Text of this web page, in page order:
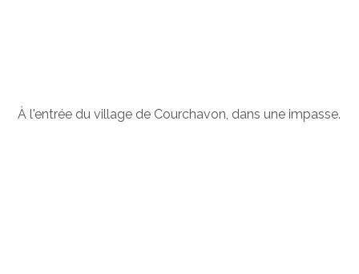
À l'entrée du village de Courchavon, dans une impasse.